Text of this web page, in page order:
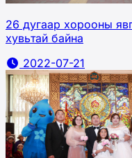
26 дугаар хорооны
хувьтай байна
2022-07-21